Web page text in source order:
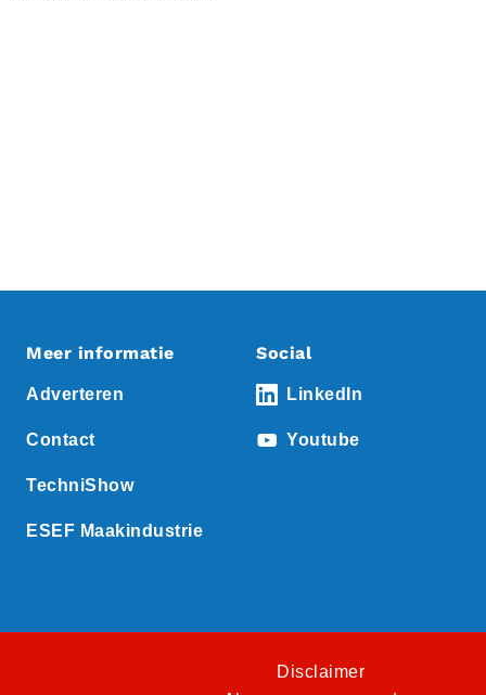
Meer informatie
Adverteren
Contact
TechniShow
ESEF Maakindustrie
Social
LinkedIn
Youtube
Disclaimer